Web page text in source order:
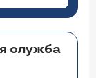
служба